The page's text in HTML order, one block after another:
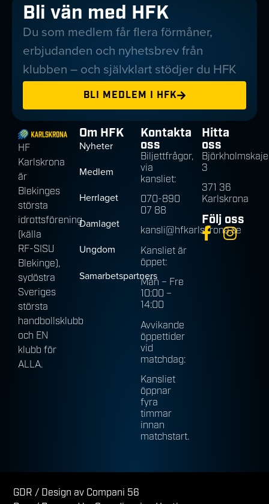
Bli vän med HFK
Du som medlem får flera förmåner,
erbjudanden och nyhetsbrev från
klubben – och självklart stödjer du HFK
BLI MEDLEM I HFK
HF
Karlskrona
är
Blekinges
största
idrottsförening
(källa
RF-SISU
Blekinge),
sydöstra
Sveriges
största
handbollsklubb
och EN
klubb för
ALLA.
Om HFK
Nyheter
Medlem
Herrlaget
Damlaget
Ungdom
Samarbetspartners
Kontakta
oss
Biljettfrågor,
via
kansliet:
070-890
07 88
kansli@hfkarlskrona.se
Kansliet är
öppet:
Mån – Fre
10:00 –
14:00
Avvikande
öppettider
vid
matchdag:
Kansliet
öppnar
fyra
timmar
innan
matchstart.
Hitta
oss
3
371 36
Karlskrona
Följ oss
GDR / Design av Compani 56